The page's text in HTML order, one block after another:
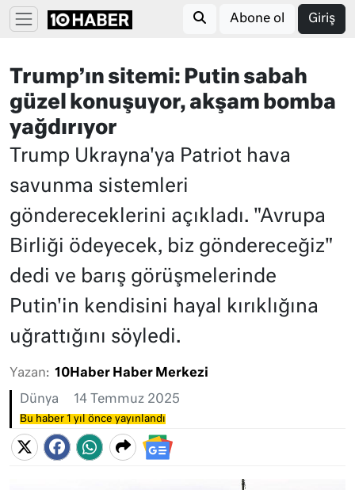
Abone ol Giriş
Trump’ın sitemi: Putin sabah
güzel konuşuyor, akşam bomba
yağdırıyor
Trump Ukrayna'ya Patriot hava
savunma sistemleri
göndereceklerini açıkladı. "Avrupa
Birliği ödeyecek, biz göndereceğiz"
dedi ve barış görüşmelerinde
Putin'in kendisini hayal kırıklığına
uğrattığını söyledi.
Yazan: 10Haber Haber Merkezi
Dünya 14 Temmuz 2025
Bu haber 1 yıl önce yayınlandı